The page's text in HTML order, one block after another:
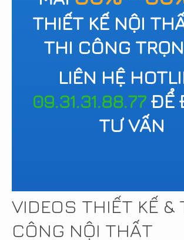
THIẾT KẾ NỘI
THI CÔNG
LIÊN HỆ
09.31.31.88.77ĐỂ
TƯ VẤN
VIDEOS THIẾT KẾ &
CÔNG NỘI THẤT